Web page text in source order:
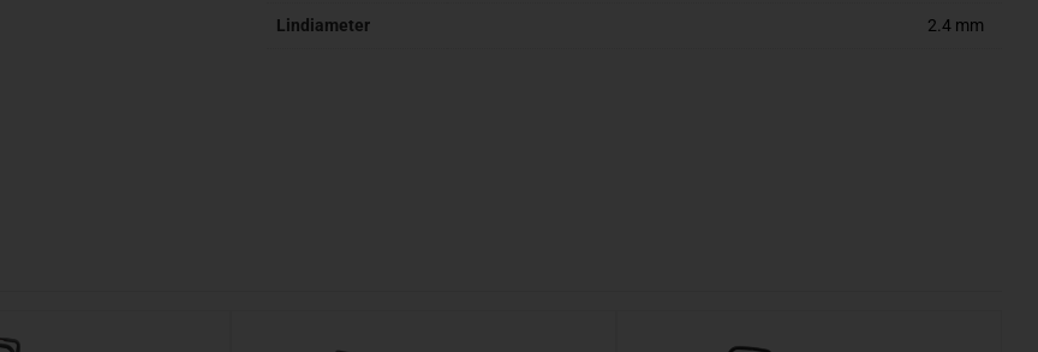
Lindiameter 2.4 mm